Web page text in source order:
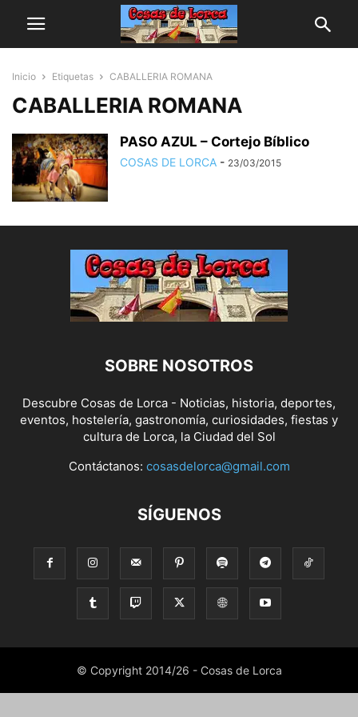
Inicio Etiquetas CABALLERIA ROMANA
CABALLERIA ROMANA
PASO AZUL – Cortejo Bíblico
COSAS DE LORCA - 23/03/2015
SOBRE NOSOTROS
Descubre Cosas de Lorca - Noticias, historia, deportes,
eventos, hostelería, gastronomía, curiosidades, fiestas y
cultura de Lorca, la Ciudad del Sol
Contáctanos: cosasdelorca@gmail.com
SÍGUENOS
© Copyright 2014/26 - Cosas de Lorca